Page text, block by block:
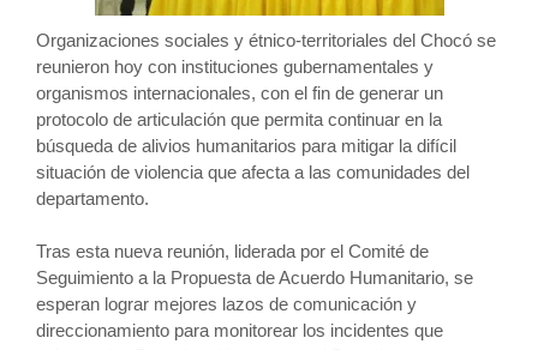
Organizaciones sociales y étnico-territoriales del Chocó se
reunieron hoy con instituciones gubernamentales y
organismos internacionales, con el fin de generar un
protocolo de articulación que permita continuar en la
búsqueda de alivios humanitarios para mitigar la difícil
situación de violencia que afecta a las comunidades del
departamento.
Tras esta nueva reunión, liderada por el Comité de
Seguimiento a la Propuesta de Acuerdo Humanitario, se
esperan lograr mejores lazos de comunicación y
direccionamiento para monitorear los incidentes que